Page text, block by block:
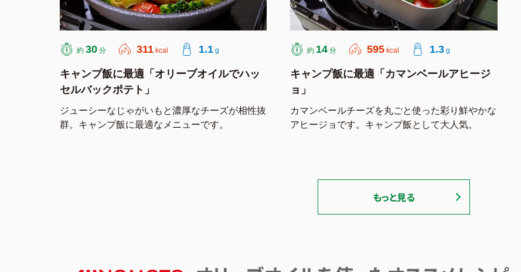
約 30 分 311 kcal 1.1 g
キャンプ飯に最適「オリーブオイルでハッ
セルバックポテト」
ジューシーなじゃがいもと濃厚なチーズが相性抜
群。キャンプ飯に最適なメニューです。
約 14 分 595 kcal 1.3 g
キャンプ飯に最適「カマンベールアヒージ
ョ」
カマンベールチーズを丸ごと使った彩り鮮やかな
アヒージョです。キャンプ飯として大人気。
もっと見る